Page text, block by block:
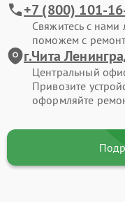
+7 (800) 101-
Свяжитесь с
поможем с
г.Чита
Центральный
Привозите
оформляйте